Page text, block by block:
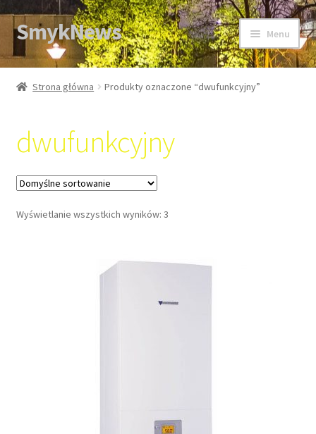
Przejdź
do
nawigacji
Przejdź
do
treści
SmykNews Menu
Strona główna
Strona główna Produkty oznaczone “dwufunkcyjny”
dwufunkcyjny
Wyświetlanie wszystkich wyników: 3